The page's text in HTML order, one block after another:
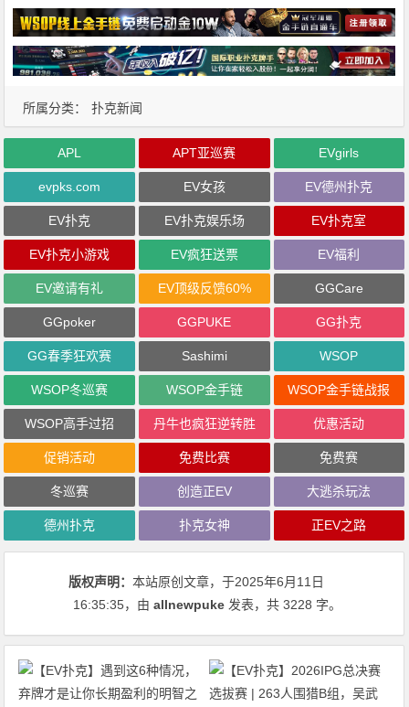
所属分类： 扑克新闻
APL APT亚巡赛 EVgirls
evpks.com EV女孩 EV德州扑克
EV扑克 EV扑克娱乐场 EV扑克室
EV扑克小游戏 EV疯狂送票 EV福利
EV邀请有礼 EV顶级反馈60% GGCare
GGpoker GGPUKE GG扑克
GG春季狂欢赛 Sashimi WSOP
WSOP冬巡赛 WSOP金手链 WSOP金手链战报
WSOP高手过招 丹牛也疯狂逆转胜 优惠活动
促销活动 免费比赛 免费赛
冬巡赛 创造正EV 大逃杀玩法
德州扑克 扑克女神 正EV之路
版权声明：本站原创文章，于2025年6月11日
16:35:35，由allnewpuke 发表，共 3228 字。